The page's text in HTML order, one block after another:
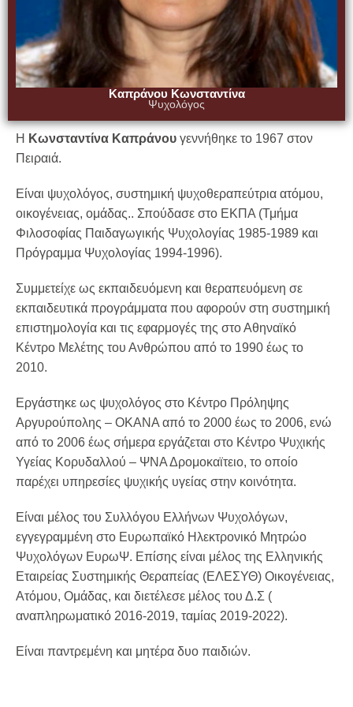
Καπράνου Κωνσταντίνα
Ψυχολόγος
Η Κωνσταντίνα Καπράνου γεννήθηκε το 1967 στον
Πειραιά.
Είναι ψυχολόγος, συστημική ψυχοθεραπεύτρια ατόμου,
οικογένειας, ομάδας.. Σπούδασε στο ΕΚΠΑ (Τμήμα
Φιλοσοφίας Παιδαγωγικής Ψυχολογίας 1985-1989 και
Πρόγραμμα Ψυχολογίας 1994-1996).
Συμμετείχε ως εκπαιδευόμενη και θεραπευόμενη σε
εκπαιδευτικά προγράμματα που αφορούν στη συστημική
επιστημολογία και τις εφαρμογές της στο Αθηναϊκό
Κέντρο Μελέτης του Ανθρώπου από το 1990 έως το
2010.
Εργάστηκε ως ψυχολόγος στο Κέντρο Πρόληψης
Αργυρούπολης – ΟΚΑΝΑ από το 2000 έως το 2006, ενώ
από το 2006 έως σήμερα εργάζεται στο Κέντρο Ψυχικής
Υγείας Κορυδαλλού – ΨΝΑ Δρομοκαϊτειο, το οποίο
παρέχει υπηρεσίες ψυχικής υγείας στην κοινότητα.
Είναι μέλος του Συλλόγου Ελλήνων Ψυχολόγων,
εγγεγραμμένη στο Ευρωπαϊκό Ηλεκτρονικό Μητρώο
Ψυχολόγων ΕυρωΨ. Επίσης είναι μέλος της Ελληνικής
Εταιρείας Συστημικής Θεραπείας (ΕΛΕΣΥΘ) Οικογένειας,
Ατόμου, Ομάδας, και διετέλεσε μέλος του Δ.Σ (
αναπληρωματικό 2016-2019, ταμίας 2019-2022).
Είναι παντρεμένη και μητέρα δυο παιδιών.